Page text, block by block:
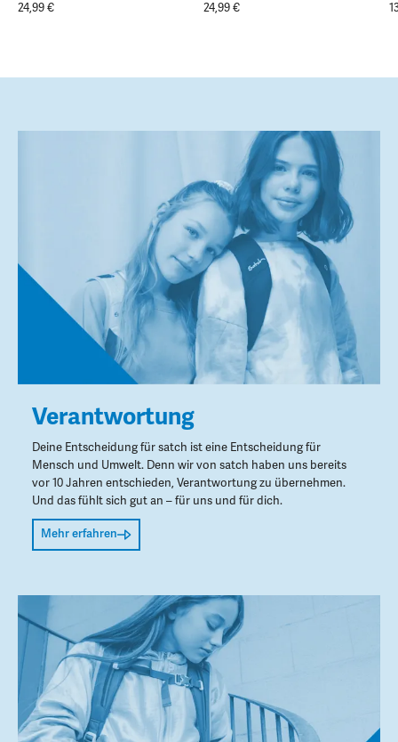
24,99 € 24,99 €
Verantwortung
Deine Entscheidung für satch ist eine Entscheidung für
Mensch und Umwelt. Denn wir von satch haben uns bereits
vor 10 Jahren entschieden, Verantwortung zu übernehmen.
Und das fühlt sich gut an – für uns und für dich.
Mehr erfahren